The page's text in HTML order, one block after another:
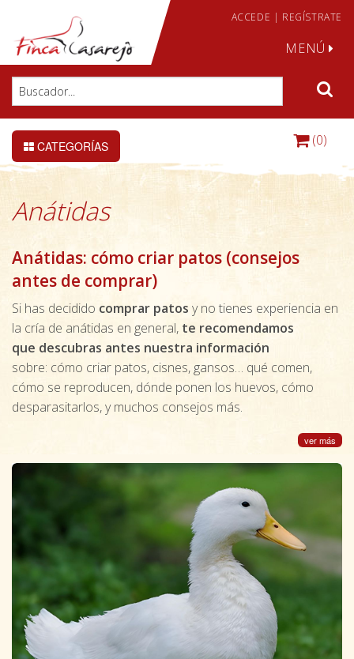
ACCEDE | REGÍSTRATE
MENÚ
CATEGORÍAS (0)
Anátidas
Anátidas: cómo criar patos (consejos
antes de comprar)
Si has decidido comprar patos y no tienes experiencia en
la cría de anátidas en general, te recomendamos
que descubras antes nuestra información
sobre: cómo criar patos, cisnes, gansos… qué comen,
cómo se reproducen, dónde ponen los huevos, cómo
desparasitarlos, y muchos consejos más.
ver más